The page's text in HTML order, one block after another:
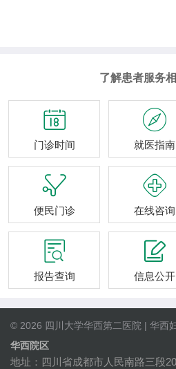
了解患者服务

门诊时间

就医指南

便民门诊

在线咨询

报告查询

信息公开
© 2026 四川大学华西第二医院 | 华西
华西院区
地址：四川省成都市人民南路三段